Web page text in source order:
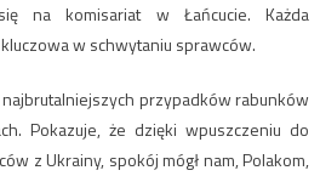
na komisariat w Łańcucie. Każda
w schwytaniu sprawców.
przypadków rabunków
Pokazuje, że dzięki wpuszczeniu do
z Ukrainy, spokój mógł nam, Polakom,